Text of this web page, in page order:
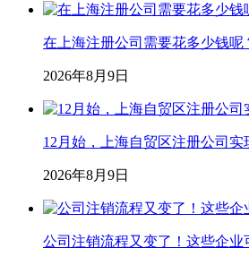
在上海注册公司需要花多少钱呢
2026年8月9日
12月始，上海自贸区注册公司实
2026年8月9日
公司注销流程又变了！这些企业